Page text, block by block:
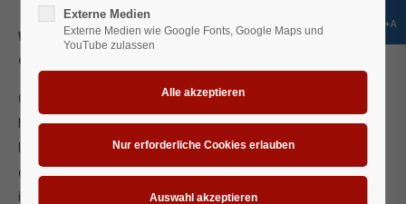
Lost your password?
Support
Lorem ipsum dolor sit amet:
Where: Berlin
Costs:
One morning, when Gregor Samsa woke from troubled dreams,
he found himself transformed in his bed into a horrible vermin. He
lay on his armour-like back, and if he lifted his head a little he
could see his brown belly, slightly domed and divided by arches
into stiff sections. The bedding was hardly able to cover it and
Externe Medien
Externe Medien wie Google Fonts, Google Maps und
YouTube zulassen
Shift+Alt+A